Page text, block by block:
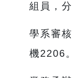
組員，
學系審
機2206。